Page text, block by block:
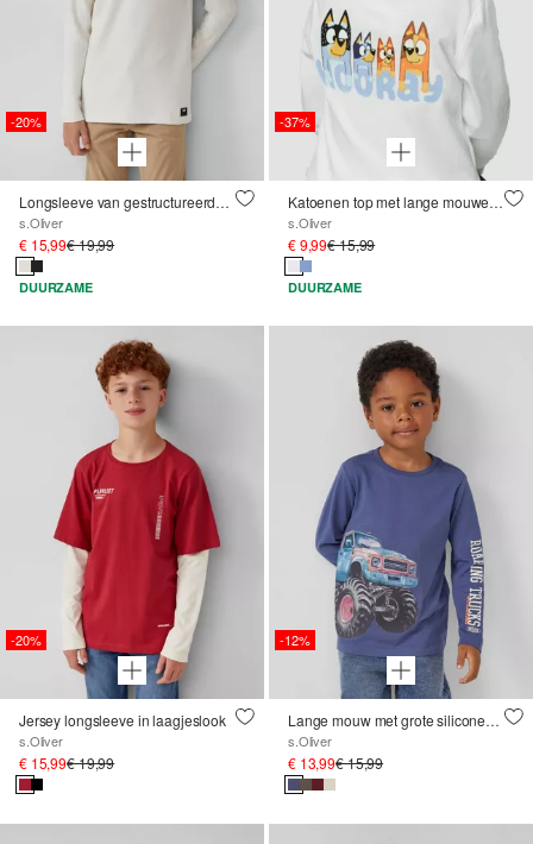
-20%
Longsleeve van gestructureerde jersey
s.Oliver
€ 15,99€ 19,99
DUURZAME
-37%
Katoenen top met lange mouwen en Bluey® print
s.Oliver
€ 9,99€ 15,99
DUURZAME
-20%
Jersey longsleeve in laagjeslook
s.Oliver
€ 15,99€ 19,99
-12%
Lange mouw met grote siliconenprint
s.Oliver
€ 13,99€ 15,99